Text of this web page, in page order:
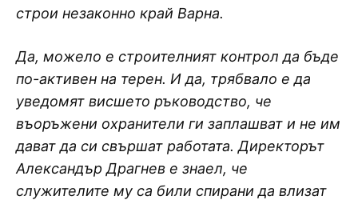
строи незаконно край Варна.
Да, можело е строителният контрол да бъде
по-активен на терен. И да, трябвало е да
уведомят висшето ръководство, че
въоръжени охранители ги заплашват и не им
дават да си свършат работата. Директорът
Александър Драгнев е знаел, че
служителите му са били спирани да влизат